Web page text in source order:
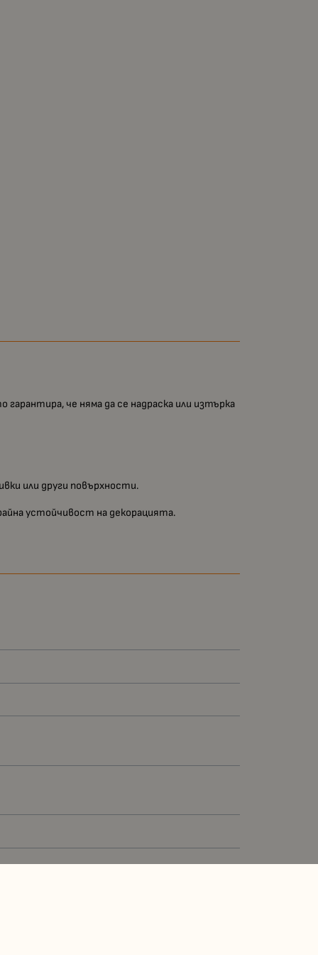
че няма да се надраска или изтърка
или други повърхности.
устойчивост на декорацията.